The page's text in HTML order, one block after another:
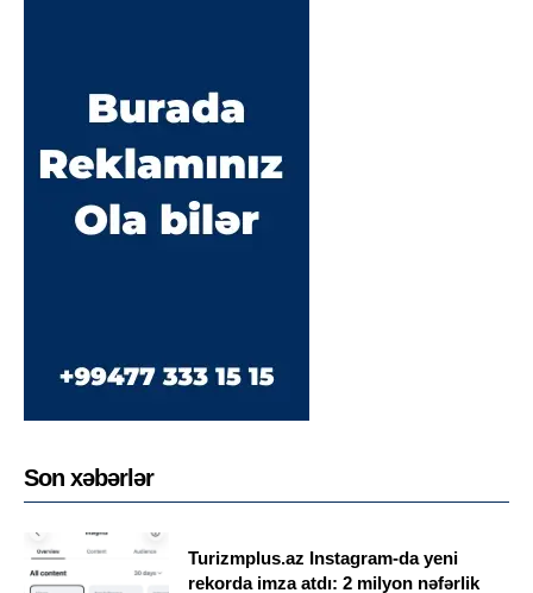
Son xəbərlər
Turizmplus.az Instagram-da yeni
rekorda imza atdı: 2 milyon nəfərlik